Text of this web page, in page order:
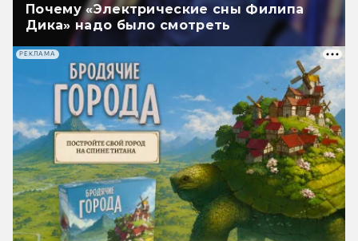
Почему «Электрические сны Филипа
Дика» надо было смотреть
РЕКЛАМА